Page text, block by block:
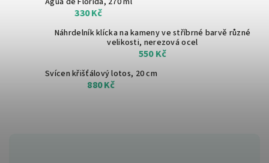
330 Kč
Náhrdelník klícka na kameny ve stříbrné barvě různé
velikosti, nerezová ocel
550 Kč
Svícen křišťálový lotos, 20 cm
880 Kč